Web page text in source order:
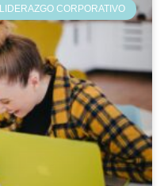
LIDERAZGO CORPORATIVO